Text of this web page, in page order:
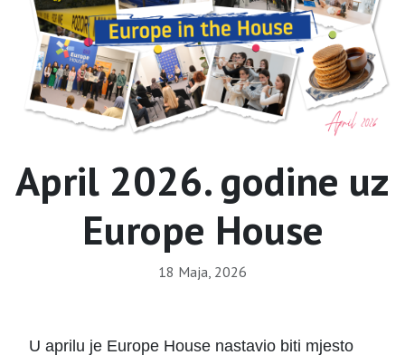
April 2026. godine uz
Europe House
18 Maja, 2026
U aprilu je Europe House nastavio biti mjesto